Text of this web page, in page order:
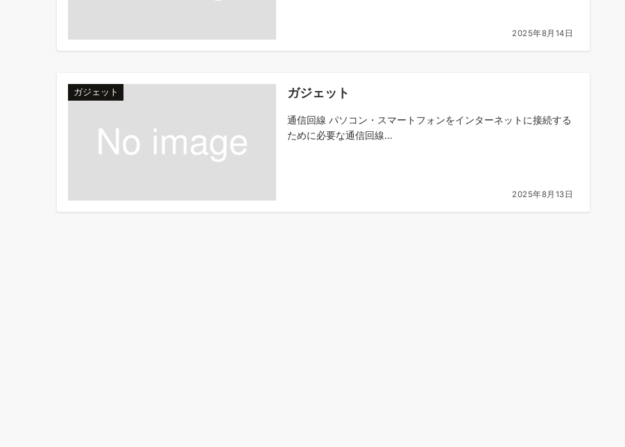
2025年8月14日
ガジェット ガジェット
通信回線 パソコン・スマートフォンをインターネットに接続する
ために必要な通信回線...
2025年8月13日